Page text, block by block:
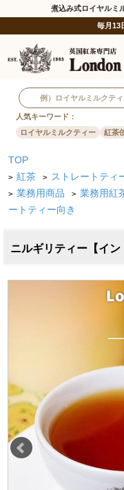
煮込み式ロイヤルミ
毎月13
人気キーワード：
ロイヤルミルクティー
紅茶
TOP
> 紅茶 > ストレートティ
> 業務用商品 > 業務用紅
ートティー向き
ニルギリティー【イン